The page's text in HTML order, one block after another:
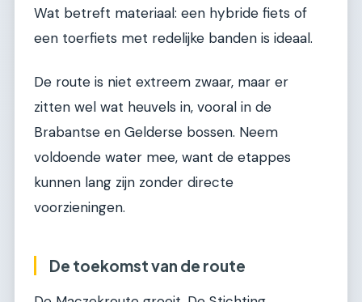
Wat betreft materiaal: een hybride fiets of
een toerfiets met redelijke banden is ideaal.
De route is niet extreem zwaar, maar er
zitten wel wat heuvels in, vooral in de
Brabantse en Gelderse bossen. Neem
voldoende water mee, want de etappes
kunnen lang zijn zonder directe
voorzieningen.
De toekomst van de route